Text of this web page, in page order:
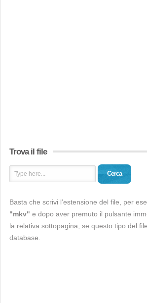
Trova il file
Cerca
Basta che scrivi l’estensione del file, per
"mkv" e dopo aver premuto il pulsante
la relativa sottopagina, se questo tipo del
database.